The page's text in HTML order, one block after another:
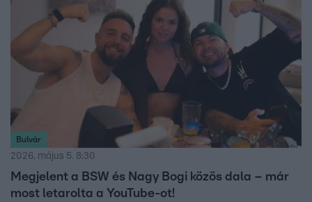
Bulvár
2026. május 5. 8:30
Megjelent a BSW és Nagy Bogi közös dala – már
most letarolta a YouTube-ot!